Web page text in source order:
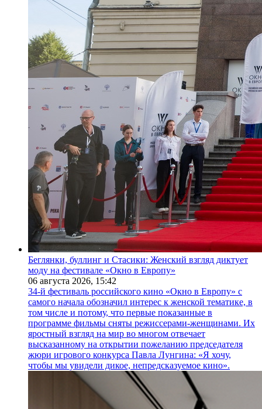
Беглянки, буллинг и Стасики: Женский взгляд диктует
моду на фестивале «Окно в Европу»
06 августа 2026, 15:42
34-й фестиваль российского кино «Окно в Европу» с
самого начала обозначил интерес к женской тематике, в
том числе и потому, что первые показанные в
программе фильмы сняты режиссерами-женщинами. Их
яростный взгляд на мир во многом отвечает
высказанному на открытии пожеланию председателя
жюри игрового конкурса Павла Лунгина: «Я хочу,
чтобы мы увидели дикое, непредсказуемое кино».